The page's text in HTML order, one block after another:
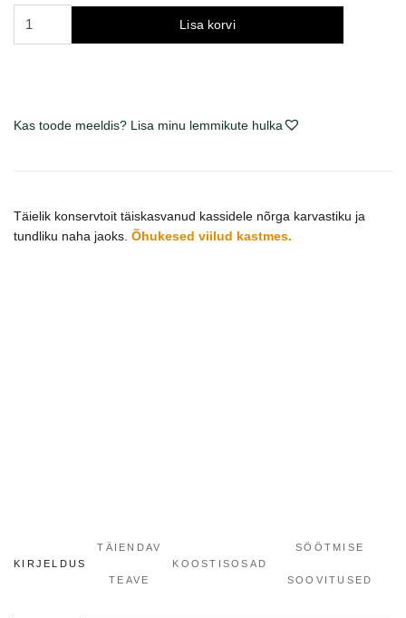
Care
kogus
Lisa korvi
Kas toode meeldis? Lisa minu lemmikute hulka
Täielik konservtoit täiskasvanud kassidele nõrga karvastiku ja
tundliku naha jaoks. Õhukesed viilud kastmes.
KIRJELDUS
TÄIENDAV
TEAVE
KOOSTISOSAD
SÖÖTMISE
SOOVITUSED